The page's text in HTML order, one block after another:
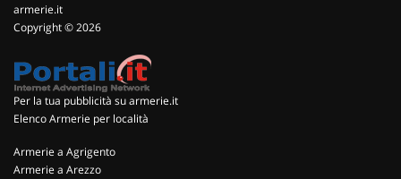
armerie.it
Copyright © 2026
Per la tua pubblicità su armerie.it
Elenco Armerie per località
Armerie a Agrigento
Armerie a Arezzo